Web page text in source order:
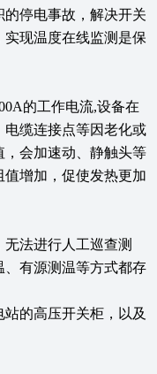
停电事故，解决开关
现温度在线监测是保
的工作电流,设备在
缆连接点等因老化或
会加速动、静触头等
增加，促使发热更加
法进行人工巡查测
有源测温等方式都存
的高压开关柜，以及